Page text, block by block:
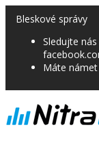
Bleskové správy
Sledujte
Máte námet